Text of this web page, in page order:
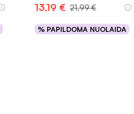
13,19 € 21,99 €
% PAPILDOMA NUOLAIDA
Į krepšelį